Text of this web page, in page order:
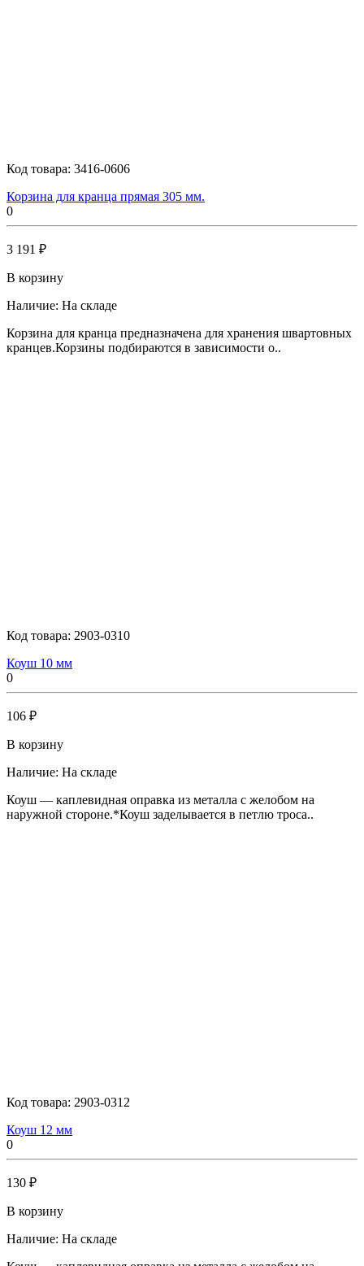
Код товара: 3416-0606
Корзина для кранца прямая 305 мм.
0
3 191 ₽
В корзину
Наличие: На складе
Корзина для кранца предназначена для хранения швартовных
кранцев.Корзины подбираются в зависимости о..
Код товара: 2903-0310
Коуш 10 мм
0
106 ₽
В корзину
Наличие: На складе
Коуш — каплевидная оправка из металла с желобом на
наружной стороне.*Коуш заделывается в петлю троса..
Код товара: 2903-0312
Коуш 12 мм
0
130 ₽
В корзину
Наличие: На складе